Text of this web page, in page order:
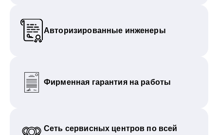
Авторизированные инженеры
Фирменная гарантия на работы
Сеть сервисных центров по всей